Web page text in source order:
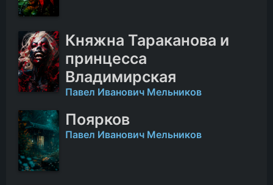
Княжна Тараканова и
принцесса
Владимирская
Павел Иванович Мельников
Поярков
Павел Иванович Мельников